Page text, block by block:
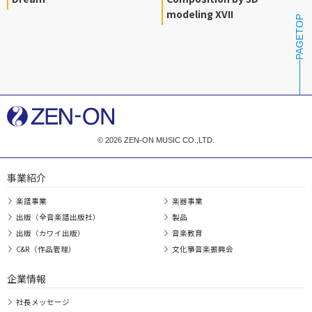
modeling XVII
PAGETOP
© 2026 ZEN-ON MUSIC CO.,LTD.
事業紹介
楽譜事業
出版（全音楽譜出版社）
出版（カワイ出版）
C&R（作品管理）
楽器事業
製品
音楽教育
文化箏音楽振興会
企業情報
社長メッセージ